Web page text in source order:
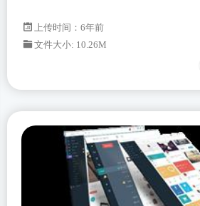
上传时间：6年前
文件大小: 10.26M